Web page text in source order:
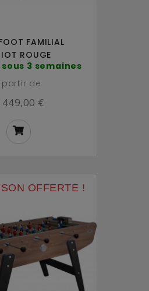
FAMILIAL
ROUGE
3 semaines
partir de
449,00 €
OFFERTE !